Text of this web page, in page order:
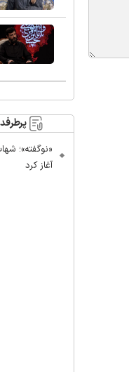
«نوگفته»؛
آغاز کرد